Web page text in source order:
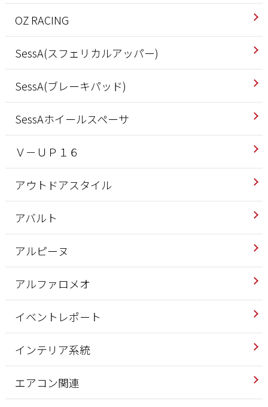
OZ RACING
SessA(スフェリカルアッパー)
SessA(ブレーキパッド)
SessAホイールスペーサ
Ｖ－ＵＰ１６
アウトドアスタイル
アバルト
アルピーヌ
アルファロメオ
イベントレポート
インテリア系統
エアコン関連